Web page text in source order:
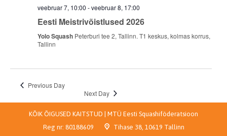
veebruar 7, 10:00 -veebruar 8, 17:00
Eesti Meistrivõistlused 2026
Yolo Squash Peterburi tee 2, Tallinn. T1 keskus, kolmas korrus,
Tallinn
Previous Day
Next Day
KÕIK ÕIGUSED KAITSTUD | MTÜ Eesti Squashiföderatsioon
Reg nr: 80188609 Tihase 38, 10619 Tallinn